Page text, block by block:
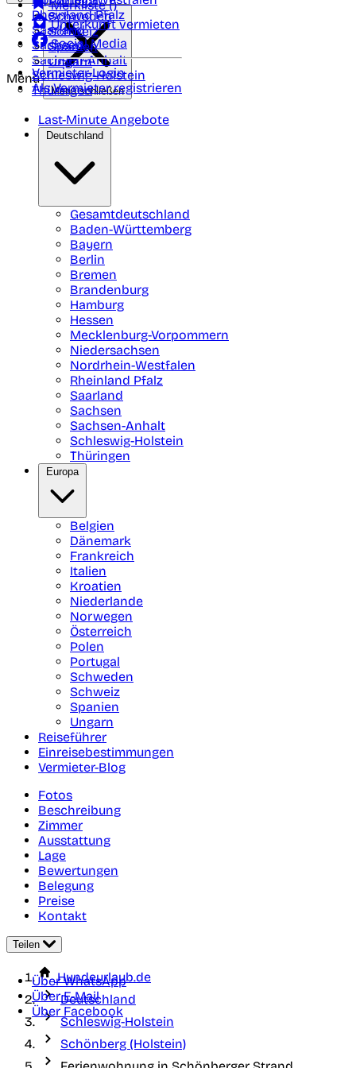
Rheinland Pfalz
Saarland
Sachsen
Sachsen-Anhalt
Schleswig-Holstein
Thüringen
Schweden
Schweiz
Spanien
Ungarn
Merkliste ()
Unterkunft vermieten
Social Media
Vermieter-Login
Als Vermieter registrieren
Menü
Menü schließen
Last-Minute Angebote
Deutschland
Gesamtdeutschland
Baden-Württemberg
Bayern
Berlin
Bremen
Brandenburg
Hamburg
Hessen
Mecklenburg-Vorpommern
Niedersachsen
Nordrhein-Westfalen
Rheinland Pfalz
Saarland
Sachsen
Sachsen-Anhalt
Schleswig-Holstein
Thüringen
Europa
Belgien
Dänemark
Frankreich
Italien
Kroatien
Niederlande
Norwegen
Österreich
Polen
Portugal
Schweden
Schweiz
Spanien
Ungarn
Reiseführer
Einreisebestimmungen
Vermieter-Blog
Fotos
Beschreibung
Zimmer
Ausstattung
Lage
Bewertungen
Belegung
Preise
Kontakt
Teilen
Über WhatsApp
Über E-Mail
Über Facebook
Hundeurlaub.de
Deutschland
Schleswig-Holstein
Schönberg (Holstein)